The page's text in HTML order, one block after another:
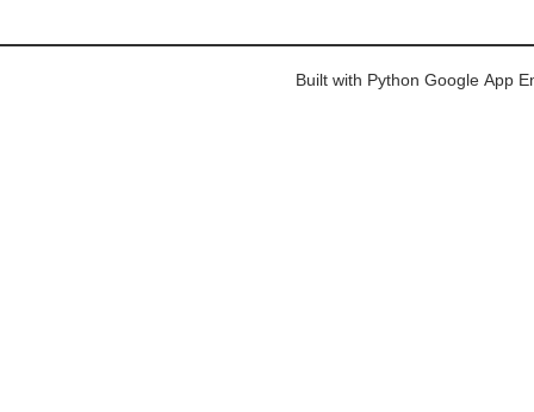
Built with Python Google App